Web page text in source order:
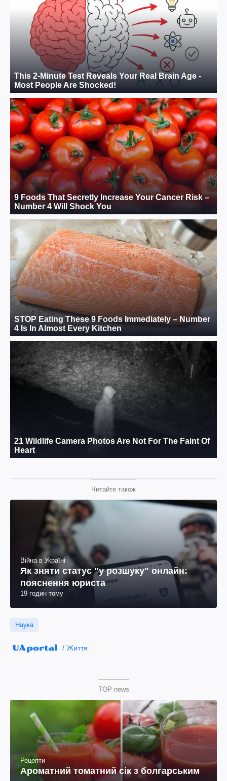
Читайте також
Війна в Україні
Як зняти статус "у розшуку" онлайн:
пояснення юриста
19 годин тому
Наука
Життя
TOP news
Рецепти
Ароматний томатний сік з болгарським